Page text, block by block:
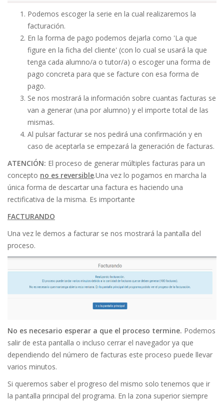
Podemos escoger la serie en la cual realizaremos la
facturación.
En la forma de pago podemos dejarla como 'La que
figure en la ficha del cliente' (con lo cual se usará la que
tenga cada alumno/a o tutor/a) o escoger una forma de
pago concreta para que se facture con esa forma de
pago.
Se nos mostrará la información sobre cuantas facturas se
van a generar (una por alumno) y el importe total de las
mismas.
Al pulsar facturar se nos pedirá una confirmación y en
caso de aceptarla se empezará la generación de facturas.
ATENCIÓN: El proceso de generar múltiples facturas para un
concepto no es reversible.Una vez lo pogamos en marcha la
única forma de descartar una factura es haciendo una
rectificativa de la misma. Es importante
FACTURANDO
Una vez le demos a facturar se nos mostrará la pantalla del
proceso.
No es necesario esperar a que el proceso termine. Podemos
salir de esta pantalla o incluso cerrar el navegador ya que
dependiendo del número de facturas este proceso puede llevar
varios minutos.
Si queremos saber el progreso del mismo solo tenemos que ir
la pantalla principal del programa. En la zona superior siempre